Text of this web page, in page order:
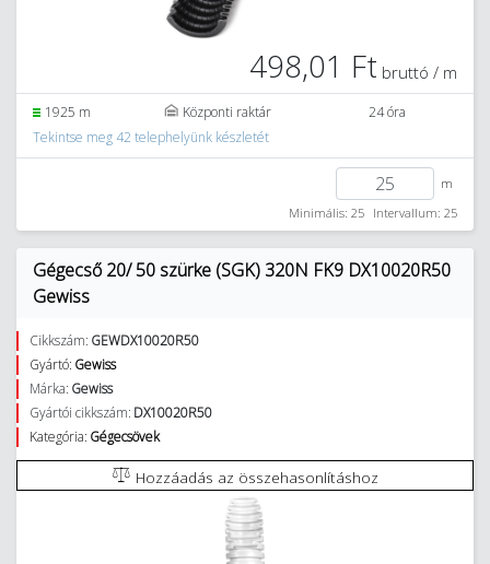
498,01 Ft bruttó / m
1925 m Központi raktár
24 óra
Tekintse meg 42 telephelyünk készletét
m
Minimális: 25 Intervallum: 25
Gégecső 20/ 50 szürke (SGK) 320N FK9 DX10020R50
Gewiss
Cikkszám: GEWDX10020R50
Gyártó: Gewiss
Márka: Gewiss
Gyártói cikkszám: DX10020R50
Kategória: Gégecsövek
Hozzáadás az összehasonlításhoz